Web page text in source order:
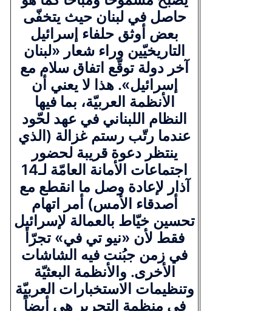
حاصل في لبنان حيث يتخفّى
بعض أوثق حلفاء إسرائيل
التاريخيّين وراء شعار «لبنان
آخر دولة توقّع اتفاق سلام مع
إسرائيل». هذا لا يعني أن
الأنظمة العربيّة، بما فيها
النظام اللبناني في عهد لحّود
عندما رتّب رستم غزالة (الذي
ينتظر دعوة قريبة لحضور
اجتماعات الأمانة العامّة لـ14
آذار لإعادة وصل ما انقطع مع
أصدقاء الأمس) أمر اتهام
تحسين خيّاط بالعمالة لإسرائيل
فقط لأن «نيو تي في» تجرّأ
في زمن جبُنت فيه الشاشات
الأخرى. والأنظمة البعثيّة
وتنظيمات الاستخبارات العربيّة
في منظمة التحرير هي أيضاً